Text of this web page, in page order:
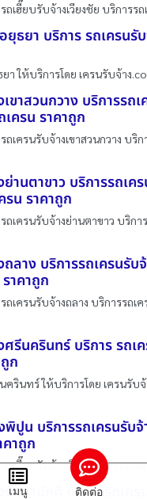
ถเฮี๊ยบรับจ้างเวียงชัย บริการรถ
ยุธยา บริการ รถเครนรั
ยา ให้บริการโดย เครนรับจ้าง
ขาสวนกวาง บริการรถ
เครน ราคาถูก
ถเครนรับจ้างเขาสวนกวาง บริ
านตาขาว บริการรถเค
รน ราคาถูก
ถเครนรับจ้างย่านตาขาว บริกา
ลาง บริการรถเครนรับ
ราคาถูก
ถเครนรับจ้างถลาง บริการรถเ
ศรีนครินทร์ บริการ รถเ
ก
ครินทร์ ให้บริการโดย เครนรับ
ปูน บริการรถเครนรับจ้
คาถูก
ถเฮี๊ยบรับจ้างพิปูน บริการรถเ
บึงสามัคคี บริการรถเคร
เมนู ติดต่อ